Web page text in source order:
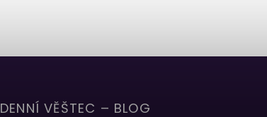
DENNÍ VĚŠTEC – BLOG